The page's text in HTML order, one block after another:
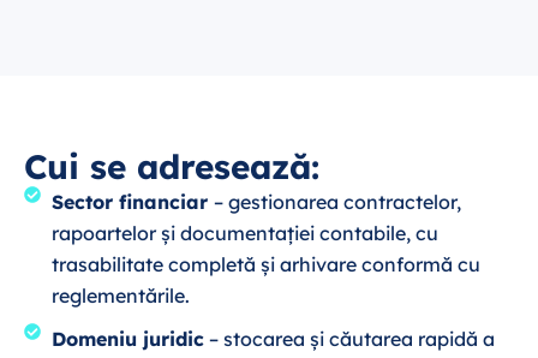
Cui se adresează:
Sector financiar – gestionarea contractelor,
rapoartelor și documentației contabile, cu
trasabilitate completă și arhivare conformă cu
reglementările.
Domeniu juridic– stocarea și căutarea rapidă a